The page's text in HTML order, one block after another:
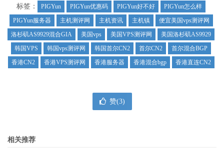
标签： PIGYun PIGYun优惠码 PIGYun好不好
PIGYun怎么样
PIGYun服务器
主机测评网 主机资讯 主机镇
便宜美国vps测评网
洛杉矶AS9929混合GIA
美国vps 美国VPS测评网
美国洛杉矶AS9929
韩国VPS
韩国vps测评网 韩国首尔CN2 首尔CN2
首尔混合BGP
香港CN2
香港VPS测评网 香港服务器 香港混合bgp 香港直连CN2
赞(3)
相关推荐